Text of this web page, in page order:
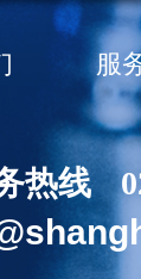
服
热线